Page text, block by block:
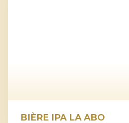
BIÈRE IPA LA ABO